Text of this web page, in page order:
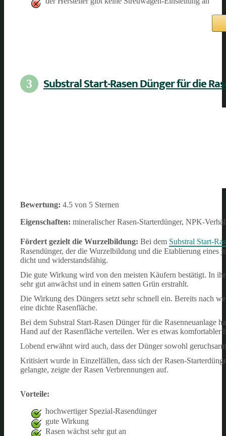
3 Substral Start-Rasen Dünger für die
Bewertung: 4.5 von 5 Sternen
Eigenschaften: mineralischer Rasen-Starterdünger, NPK-
Fördert gezielt die Wurzelbildung: Bei dem Substral Start-
Rasendünger, der die Wurzelbildung und die Etablierung
dicht und widerstandsfähig.
Die gute Wirkung wird von den meisten Käufern bestätigt. In
sehr gut anwächst und in einem satten Grün erstrahlt.
Die Wirkung des Düngers setzt sehr schnell ein. Bereits nach
eine dichte Rasenfläche.
Bei dem Substral Start-Rasen Dünger für die Rasenneuanlage
Hand auf der Rasenfläche verteilen. Wer es etwas
Lobend erwähnt wird auch, dass der Dünger sowohl
Kritisiert wurde in Einzelfällen, dass sich der Rasen-
gelangte, zeigte der Rasen Verbrennungen auf.
Vorteile:
hochwertiger Spezial-Rasendünger
gute Wirkung
Rasen wächst sehr gut an